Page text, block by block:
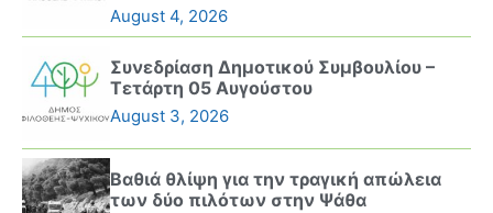
August 4, 2026
Συνεδρίαση Δημοτικού Συμβουλίου –
Τετάρτη 05 Αυγούστου
August 3, 2026
Βαθιά θλίψη για την τραγική απώλεια
των δύο πιλότων στην Ψάθα